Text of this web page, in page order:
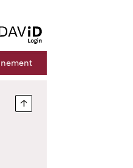
Nach oben springen